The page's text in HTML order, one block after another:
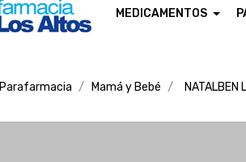
MEDICAMENTOS
Parafarmacia Mamá y Bebé NATALBEN